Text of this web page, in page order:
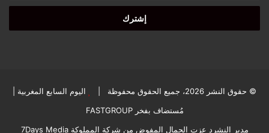
الإلكتروني
© حقوق النشر 2026، جميع الحقوق محفوظة | اليوم السابع المغربية
مُستضاف بفخرFASTGROUP
مدير النشرد عزت الجمال المفوض من شركة المملوكة 7Days Media